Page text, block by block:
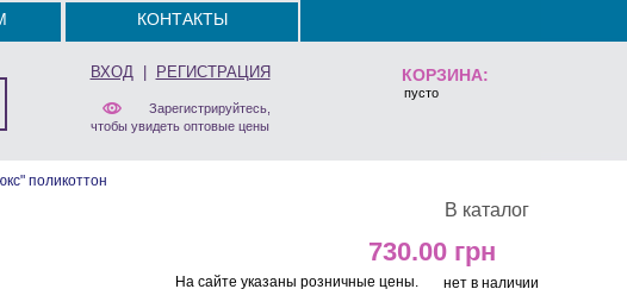
КОРЗИНА:
пусто
КОНТАКТЫ
ВХОД| РЕГИСТРАЦИЯ
Зарегистрируйтесь,
чтобы увидеть оптовые цены
поликоттон
В каталог
730.00
нет в наличии
На сайте указаны розничные цены.